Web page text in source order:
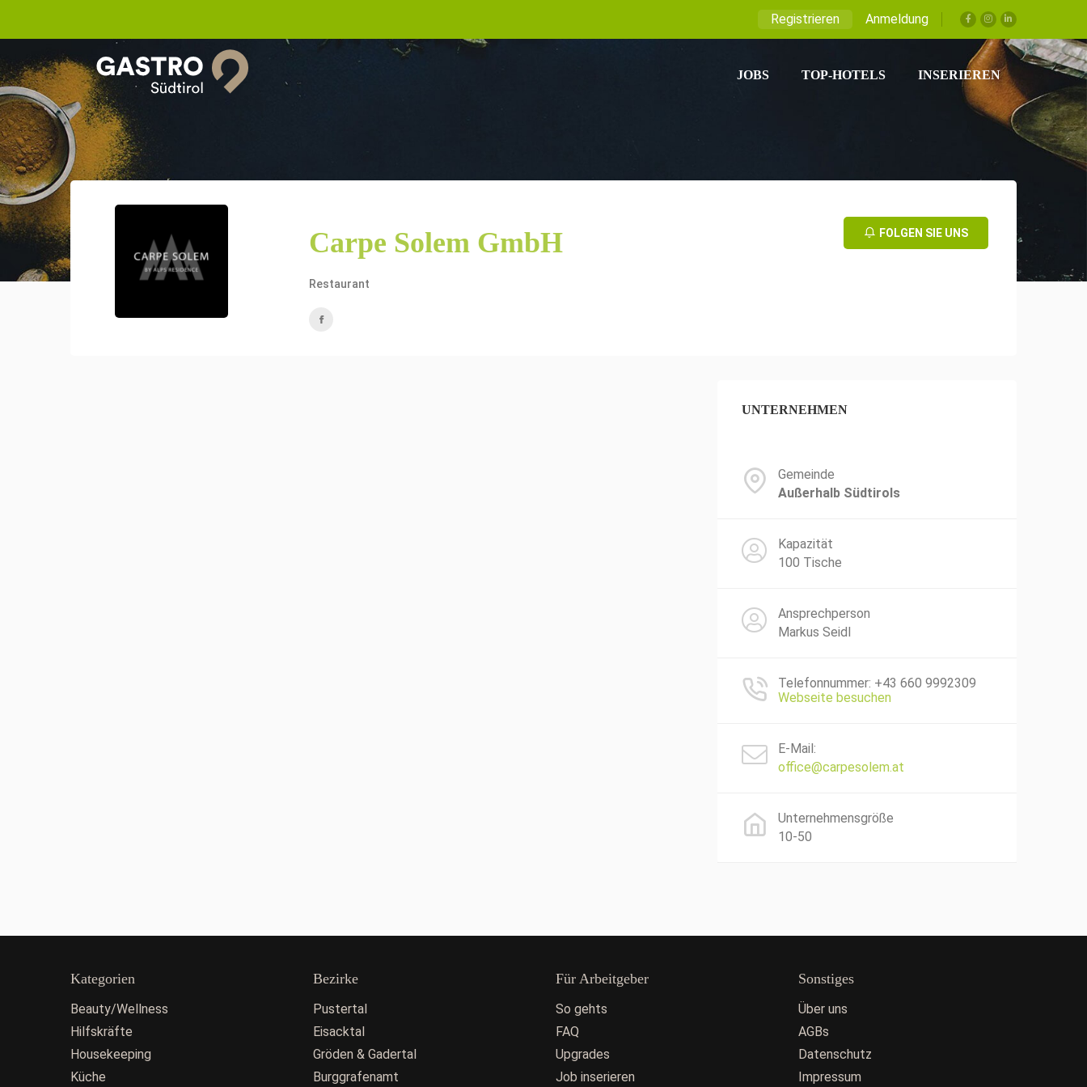
Registrieren Anmeldung
JOBS TOP-HOTELS INSERIEREN
Carpe Solem GmbH
Restaurant
FOLGEN SIE UNS
UNTERNEHMEN
Gemeinde
Außerhalb Südtirols
Kapazität
100 Tische
Ansprechperson
Markus Seidl
Telefonnummer: +43 660 9992309
Webseite besuchen
E-Mail:
office@carpesolem.at
Unternehmensgröße
10-50
Kategorien
Beauty/Wellness
Hilfskräfte
Housekeeping
Küche
Bezirke
Pustertal
Eisacktal
Gröden & Gadertal
Burggrafenamt
Für Arbeitgeber
So gehts
FAQ
Upgrades
Job inserieren
Sonstiges
Über uns
AGBs
Datenschutz
Impressum